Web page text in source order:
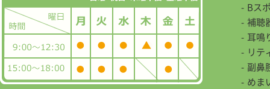
Bス
補聴
耳鳴
リテ
副鼻
めま